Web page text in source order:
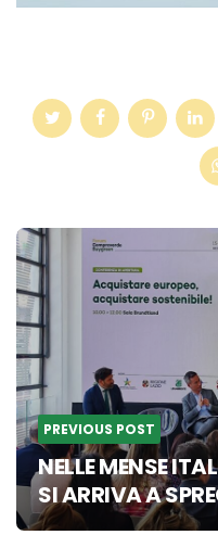
Post
navigation
PREVIOUS POST
NELLE MENSE
SI ARRIVA A